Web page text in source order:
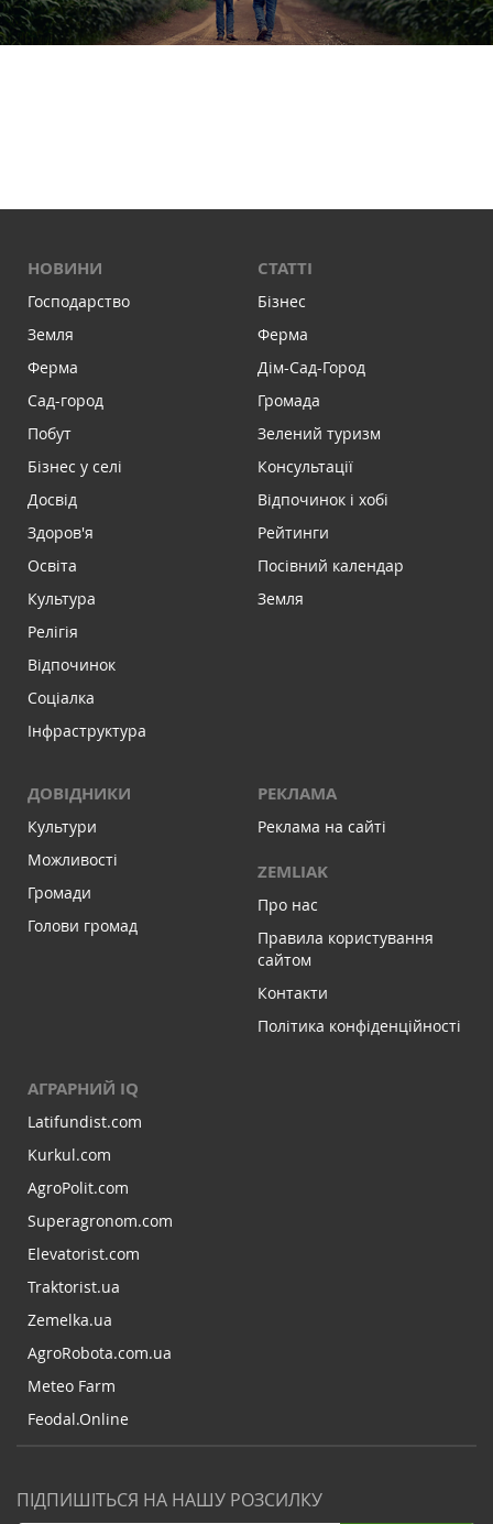
НОВИНИ
Господарство
Земля
Ферма
Сад-город
Побут
Бізнес у селі
Досвід
Здоров'я
Освіта
Культура
Релігія
Відпочинок
Соціалка
Інфраструктура
СТАТТІ
Бізнес
Ферма
Дім-Сад-Город
Громада
Зелений туризм
Консультації
Відпочинок і хобі
Рейтинги
Посівний календар
Земля
ДОВІДНИКИ
Культури
Можливості
Громади
Голови громад
РЕКЛАМА
Реклама на сайті
ZEMLIAK
Про нас
Правила користування
сайтом
Контакти
Політика конфіденційності
АГРАРНИЙ IQ
Latifundist.com
Kurkul.com
AgroPolit.com
Superagronom.com
Elevatorist.com
Traktorist.ua
Zemelka.ua
AgroRobota.com.ua
Meteo Farm
Feodal.Online
ПІДПИШІТЬСЯ НА НАШУ РОЗСИЛКУ